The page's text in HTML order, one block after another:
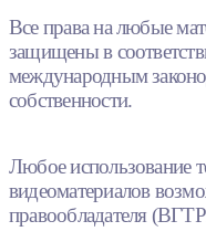
Все права на любые
защищены в
международным
собственности.
Любое использование
видеоматериалов
правообладателя